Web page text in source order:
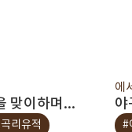
맞이하며...
리유적
에
야
#